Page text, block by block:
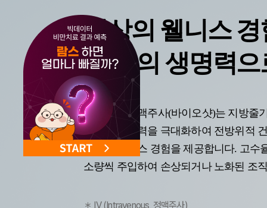
최상의 웰니스 경
내 안의 생명력
줄기세포 정맥주사(바이오샷)는 지방줄
체내 재생능력을 극대화하여 전방위적
최상의 웰니스 경험을 제공합니다. 고수
소량씩 주입하여 손상되거나 노화된 조
＊ IV (Intravenous, 정맥주사)